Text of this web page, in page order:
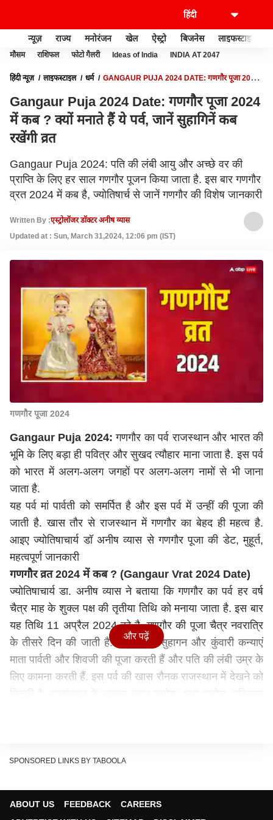
न्यूज़ राज्य मनोरंजन खेल ऐस्ट्रो बिजनेस लाइफस्टाइल
मौसम राशिफल फोटो गैलरी Ideas of India INDIA AT 2047
हिंदी न्यूज़ लाइफस्टाइल धर्म
GANGAUR PUJA 2024 DATE: गणगौर पूजा 2024
Gangaur Puja 2024 Date: गणगौर पूजा 2024
में कब ? क्यों मनाते हैं ये पर्व, जानें सुहागिनें कब
रखेंगी व्रत
Gangaur Puja 2024: पति की लंबी आयु और अच्छे वर की
प्राप्ति के लिए हर साल गणगौर पूजन किया जाता है. इस बार गणगौर
व्रत 2024 में कब है, ज्योतिषार्च से जानें गणगौर की विशेष जानकारी
Written By :एस्ट्रोलॉजर डॉक्टर अनीष व्यास
Updated at : Sun, March 31,2024, 12:06 pm (IST)
गणगौर पूजा 2024
Gangaur Puja 2024:गणगौर का पर्व राजस्थान और भारत की
भूमि के लिए बड़ा ही पवित्र और सुखद त्यौहार माना जाता है. इस पर्व
को भारत में अलग-अलग जगहों पर अलग-अलग नामों से भी जाना
जाता है.
यह पर्व मां पार्वती को समर्पित है और इस पर्व में उन्हीं की पूजा की
जाती है. खास तौर से राजस्थान में गणगौर का बेहद ही महत्व है.
आइए ज्योतिषाचार्य डॉ अनीष व्यास से गणगौर पूजा की डेट, मुहूर्त,
महत्वपूर्ण जानकारी
गणगौर व्रत 2024 में कब ? (Gangaur Vrat 2024 Date)
ज्योतिषाचार्य डा. अनीष व्यास ने बताया कि गणगौर का पर्व हर वर्ष
चैत्र माह के शुक्ल पक्ष की तृतीया तिथि को मनाया जाता है. इस बार
यह तिथि 11 अप्रैल 2024 को है. गणगौर की पूजा चैत्र नवरात्रि
के तीसरे दिन की जाती है. इस दौरान सुहागन और कुंवारी कन्याएं
माता पार्वती और शिवजी की पूजा करती हैं और पति की लंबी उम्र के
लिए कामना करती हैं. इस पर्व की खास रौनक राजस्थान में देखने को
और पढ़ें
SPONSORED LINKS BY TABOOLA
ABOUT US FEEDBACK
CAREERS